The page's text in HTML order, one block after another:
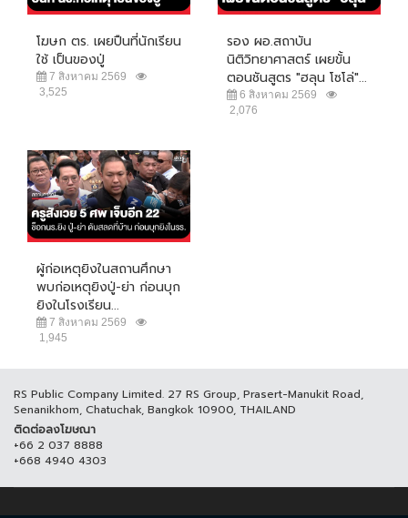
โฆษก ตร. เผยปืนที่นักเรียน
ใช้ เป็นของปู่
7 สิงหาคม 2569
3,525
รอง ผอ.สถาบัน
นิติวิทยาศาสตร์ เผยขั้น
ตอนชันสูตร "ฮลุน โซโล่"...
6 สิงหาคม 2569
2,076
ผู้ก่อเหตุยิงในสถานศึกษา
พบก่อเหตุยิงปู่-ย่า ก่อนบุก
ยิงในโรงเรียน...
7 สิงหาคม 2569
1,945
RS Public Company Limited. 27 RS Group, Prasert-Manukit Road,
Senanikhom, Chatuchak, Bangkok 10900, THAILAND
ติดต่อลงโฆษณา
+66 2 037 8888
+668 4940 4303